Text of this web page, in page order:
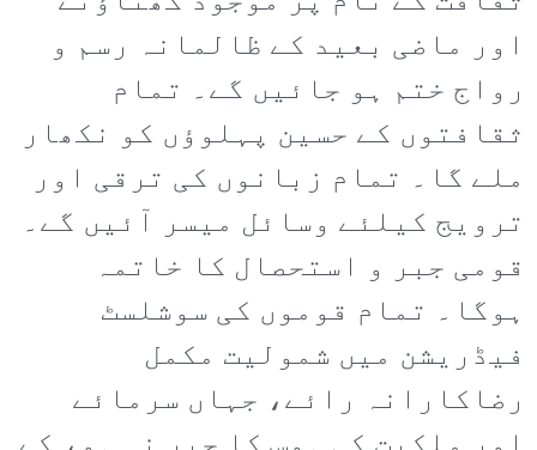
اور ماضی بعید کے ظالمانہ رسم و
رواج ختم ہو جائیں گے۔ تمام
ثقافتوں کے حسین پہلوؤں کو نکھار
ملے گا۔ تمام زبانوں کی ترقی اور
ترویج کیلئے وسائل میسر آئیں گے۔
قومی جبر و استحصال کا خاتمہ
ہوگا۔ تمام قوموں کی سوشلسٹ
فیڈریشن میں شمولیت مکمل
رضاکارانہ رائے، جہاں سرمائے